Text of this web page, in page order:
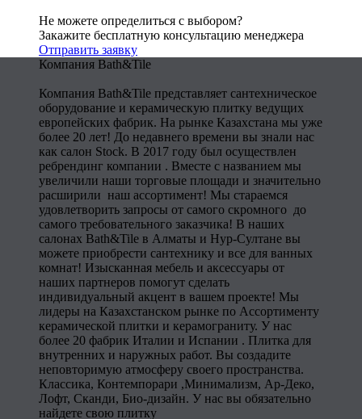
Не можете определиться с выбором?
Закажите бесплатную консультацию менеджера
Отправить заявку
Компания Bath&Tile
Компания Bath&Tile представляет сантехническое
оборудование и керамическую плитку ведущих
европейских фабрик. На рынке Казахстана мы уже
более 20 лет! До недавнего времени вы знали нас
как салон Stock. В 2017 году был осуществлен
ребрендинг компании . Вместе с названием мы
увеличили наши торговые площади и значительно
расширили наш ассортимент! Мы стараемся
удовлетворить запросы от самого скромного до
самого требовательного заказчика! В наших
салонах Bath&Tile в Алматы и Нур-Султане вы
можете приобрести сантехнику и все для ванных
комнат! Изысканная мебель и аксессуары от
наших партнеров помогут сделать
индивидуальный акцент в вашем проекте! Мы
лидеры на Казахстанском рынке по Ассортименту
керамической плитки и керамограниту. У нас
более 20 фабрик Италии и Испании . Плитка для
внутренних и наружных работ. Вы создадите
неповторимую атмосферу своего пространства.
Классика, Контемпорари ,Минимализм, Ар-Деко,
Лофт, Сканди, Био-дизайн. У нас вы обязательно
найдете свою плитку